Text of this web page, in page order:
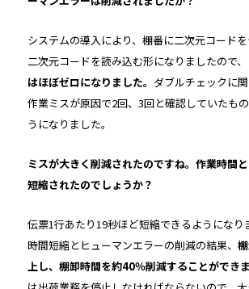
システムの導入により、棚番に二次元コード
二次元コードを読み込む形になりましたので、
はほぼゼロになりました。 ダブルチェックに
作業ミスが原因で2回、3回と確認していたも
うになりました。
――ミスが大きく削減されたのですね。作業時間
短縮されたのでしょうか？
伝票1行あたり19秒ほど短縮できるようになり
時間短縮とヒューマンエラーの削減の結果、
上し、棚卸時間を約40％削減することができま